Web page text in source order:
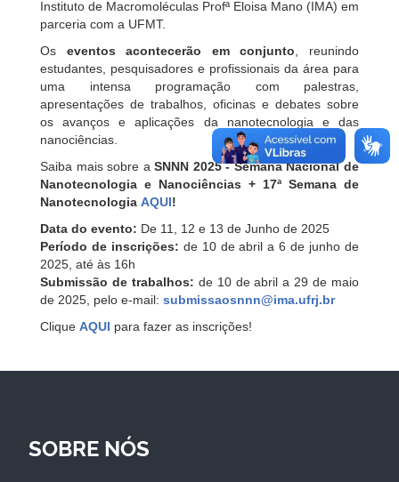
Instituto de Macromoléculas Profª Eloisa Mano (IMA) em
parceria com a UFMT.
Os eventos acontecerão em conjunto , reunindo
estudantes, pesquisadores e profissionais da área para
uma intensa programação com palestras,
apresentações de trabalhos, oficinas e debates sobre
os avanços e aplicações da nanotecnologia e das
nanociências.
Saiba mais sobre aSNNN 2025 - Semana Nacional de
Nanotecnologia e Nanociências + 17ª Semana de
Nanotecnologia AQUI!
Data do evento: De 11, 12 e 13 de Junho de 2025
Período de inscrições: de 10 de abril a 6 de junho de
2025, até às 16h
Submissão de trabalhos: de 10 de abril a 29 de maio
de 2025, pelo e-mail: submissaosnnn@ima.ufrj.br
Clique AQUI para fazer as inscrições!
SOBRE NÓS